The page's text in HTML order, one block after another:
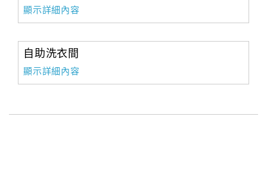
商
宣
顯示詳細內容
自助洗衣間
顯示詳細內容